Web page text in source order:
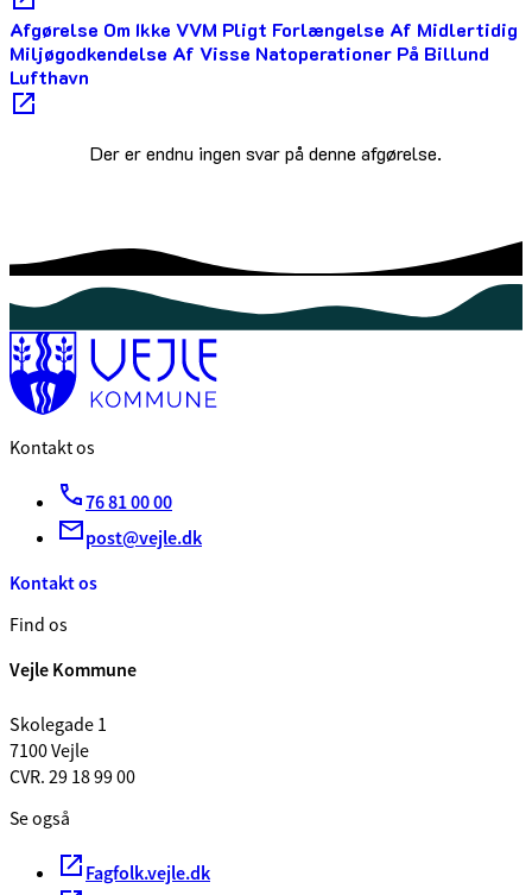
Afgørelse Om Ikke VVM Pligt Forlængelse Af Midlertidig
Miljøgodkendelse Af Visse Natoperationer På Billund
Lufthavn
Der er endnu ingen svar på denne afgørelse.
Kontakt os
76 81 00 00
post@vejle.dk
Kontakt os
Find os
Vejle Kommune
Skolegade 1
7100 Vejle
CVR. 29 18 99 00
Se også
Fagfolk.vejle.dk